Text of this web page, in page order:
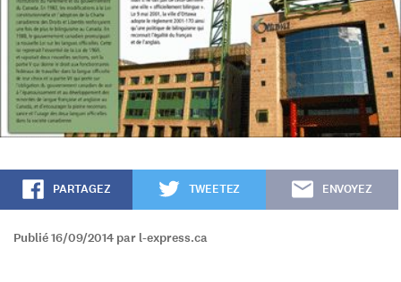
PARTAGEZ TWEETEZ ENVOYEZ
Publié 16/09/2014 par l-express.ca